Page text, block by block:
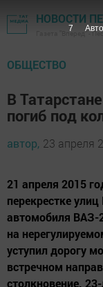
НОВОСТИ
Газета "Вперед" -
ОБЩЕСТВО
В
погиб под
автор, 23 апреля
21 апреля 2015
перекрестке
автомобиля ВАЗ-
на
уступил дорогу
встречном
столкновение.
7